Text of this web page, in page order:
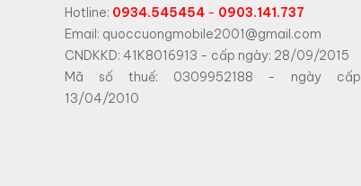
Hotline: 0934.545454 - 0903.141.737
Email: quoccuongmobile2001@gmail.com
CNDKKD: 41K8016913 - cấp ngày: 28/09/2015
Mã số thuế: 0309952188 - ngày cấp
13/04/2010